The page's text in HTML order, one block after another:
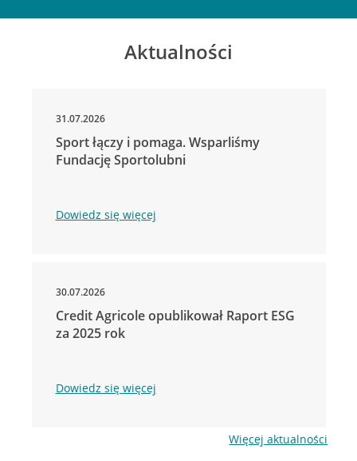
Aktualności
31.07.2026
Sport łączy i pomaga. Wsparliśmy
Fundację Sportolubni
Dowiedz się więcej
30.07.2026
Credit Agricole opublikował Raport ESG
za 2025 rok
Dowiedz się więcej
Więcej aktualności